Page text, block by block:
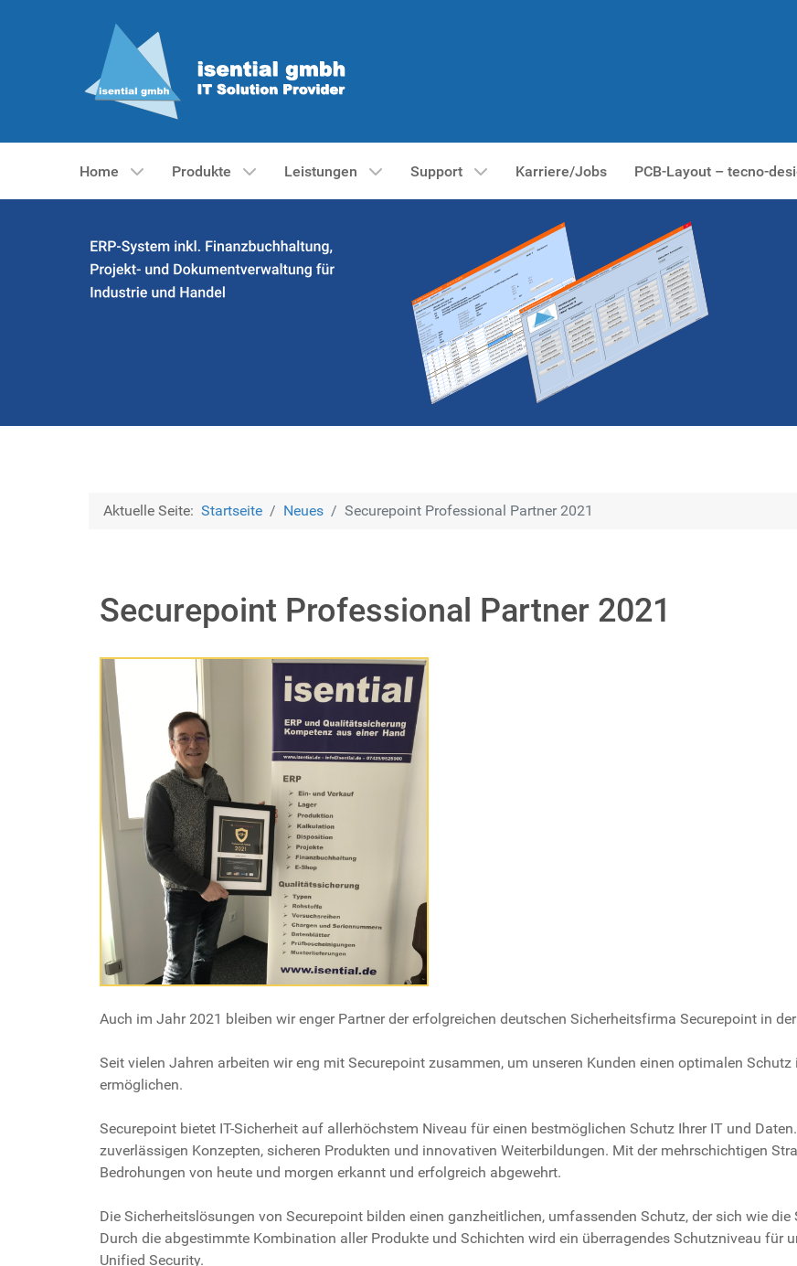
Home Produkte Leistungen Support Karriere/Jobs PCB-Layout – tecno-
Aktuelle Seite: Startseite Neues Securepoint Professional Partner 2021
Securepoint Professional Partner 2021
Auch im Jahr 2021 bleiben wir enger Partner der erfolgreichen deutschen Sicherheitsfirma Securepoint in
Seit vielen Jahren arbeiten wir eng mit Securepoint zusammen, um unseren Kunden einen optimalen
ermöglichen.
Securepoint bietet IT-Sicherheit auf allerhöchstem Niveau für einen bestmöglichen Schutz Ihrer IT und
zuverlässigen Konzepten, sicheren Produkten und innovativen Weiterbildungen. Mit der mehrschichtigen
Bedrohungen von heute und morgen erkannt und erfolgreich abgewehrt.
Die Sicherheitslösungen von Securepoint bilden einen ganzheitlichen, umfassenden Schutz, der sich wie
Durch die abgestimmte Kombination aller Produkte und Schichten wird ein überragendes Schutzniveau für
Unified Security.